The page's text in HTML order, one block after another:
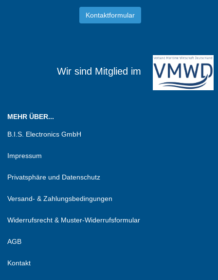
Kontaktformular
Wir sind Mitglied im
MEHR ÜBER...
B.I.S. Electronics GmbH
Impressum
Privatsphäre und Datenschutz
Versand- & Zahlungsbedingungen
Widerrufsrecht & Muster-Widerrufsformular
AGB
Kontakt